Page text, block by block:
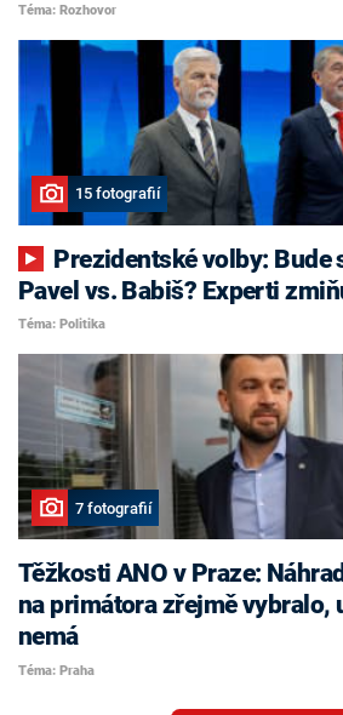
Téma: Rozhovor
15 fotografií
Pavel vs. Babiš? Experti
Téma: Politika
7 fotografií
Těžkosti ANO v Praze:
na primátora zřejmě vybralo,
nemá
Téma: Praha